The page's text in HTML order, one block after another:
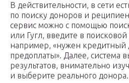
В действительности, в сети
по поиску доноров и
сервис можно с помощью
или Гугл, введите в поисковой
например, «нужен кредитный
предоплаты». Далее, система
результатов, внимательно
и выберите реального донора.